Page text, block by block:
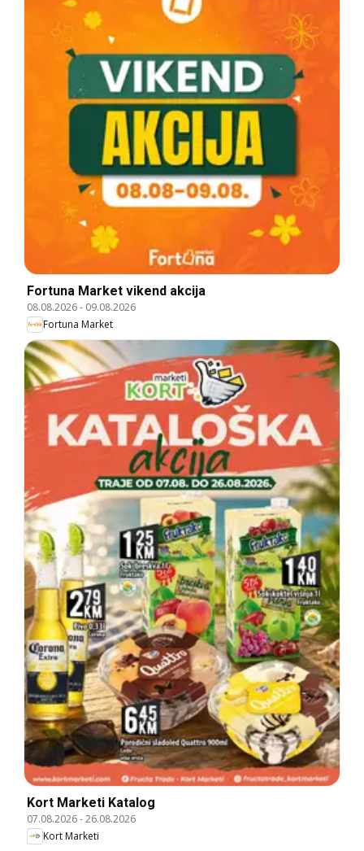
Fortuna Market vikend akcija
08.08.2026- 09.08.2026
Fortuna Market
Kort Marketi Katalog
07.08.2026-26.08.2026
Kort Marketi